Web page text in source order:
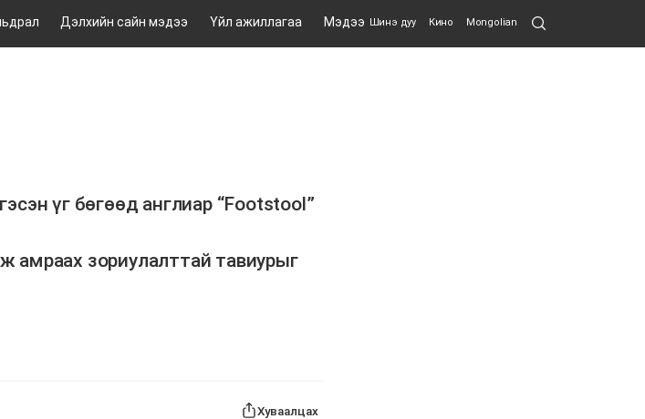
Дэлхийн сайн мэдээ Үйл ажиллагаа Мэдээ Шинэ дуу Кино Mongolian Search
Submit
үг бөгөөд англиар “Footstool”
амраах зориулалттай тавиурыг
Хуваалцах